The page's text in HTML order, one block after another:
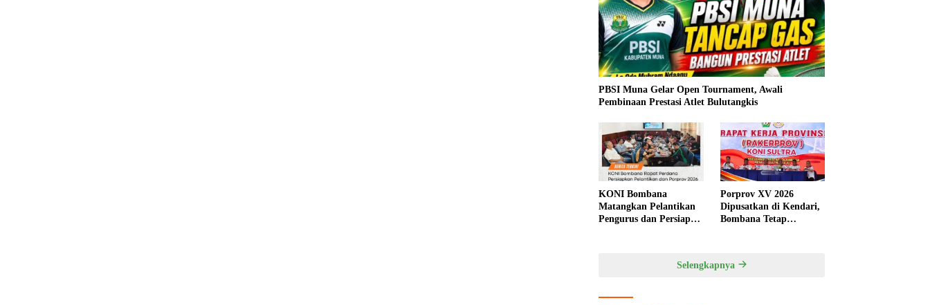
PBSI Muna Gelar Open Tournament, Awali
Pembinaan Prestasi Atlet Bulutangkis
KONI Bombana
Matangkan Pelantikan
Pengurus dan Persiapan
Porprov XV 2026
Dipusatkan di Kendari,
Bombana Tetap
Selengkapnya